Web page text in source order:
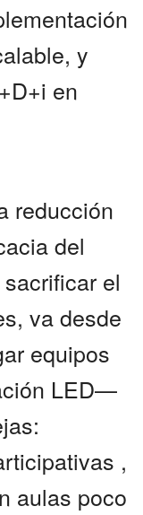
y
en
reducción
del
el
va desde
equipos
LED—
,
aulas poco